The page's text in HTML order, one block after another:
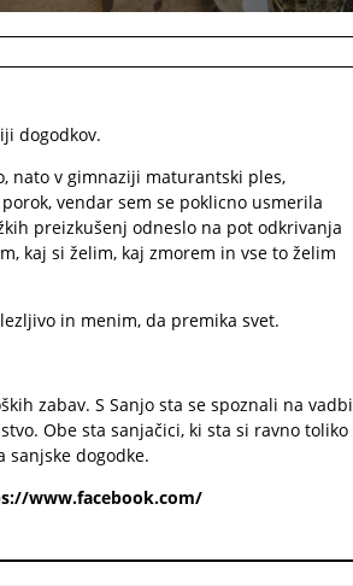
dogodkov.
nato v gimnaziji maturantski ples,
vendar sem se poklicno usmerila
preizkušenj odneslo na pot odkrivanja
kaj si želim, kaj zmorem in vse to želim
in menim, da premika svet.
zabav. S Sanjo sta se spoznali na vadbi
Obe sta sanjačici, ki sta si ravno toliko
dogodke.
www.facebook.com/